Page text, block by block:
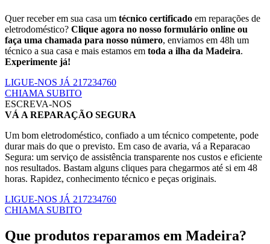
Quer receber em sua casa um técnico certificado em reparações de
eletrodoméstico? Clique agora no nosso formulário online ou
faça uma chamada para nosso número, enviamos em 48h um
técnico a sua casa e mais estamos em toda a ilha da Madeira.
Experimente já!
LIGUE-NOS JÁ 217234760
CHIAMA SUBITO
ESCREVA-NOS
VÁ A REPARAÇÃO SEGURA
Um bom eletrodoméstico, confiado a um técnico competente, pode
durar mais do que o previsto. Em caso de avaria, vá a Reparacao
Segura: um serviço de assistência transparente nos custos e eficiente
nos resultados. Bastam alguns cliques para chegarmos até si em 48
horas. Rapidez, conhecimento técnico e peças originais.
LIGUE-NOS JÁ 217234760
CHIAMA SUBITO
Que produtos reparamos em Madeira?